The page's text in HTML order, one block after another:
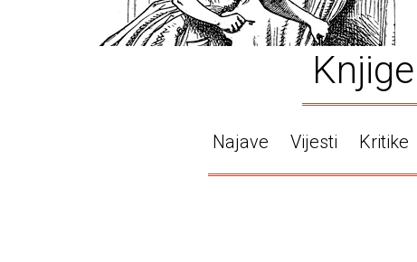
Knjige
Najave Vijesti Kritike